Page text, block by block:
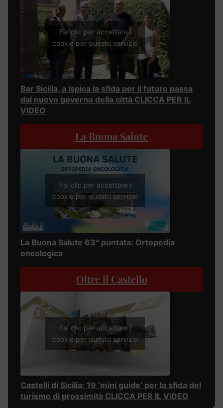
Fai clic per accettare i
cookie per questo servizio
Bar Sicilia, a Ispica la sfida per il futuro passa
dal nuovo governo della città CLICCA PER IL
VIDEO
La Buona Salute
Fai clic per accettare i
cookie per questo servizio
La Buona Salute 63° puntata: Ortopedia
oncologica
Oltre il Castello
Fai clic per accettare i
cookie per questo servizio
Castelli di Sicilia: 19 ‘mini guide’ per la sfida del
turismo di prossimità CLICCA PER IL VIDEO